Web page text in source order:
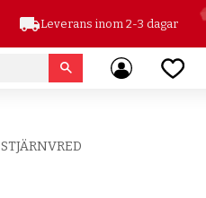
local_shippingLeverans inom 2-3 dagar
STJÄRNVRED